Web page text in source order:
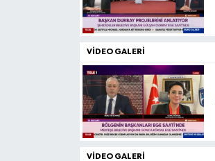
VIDEO GALERI
VIDEO GALERI